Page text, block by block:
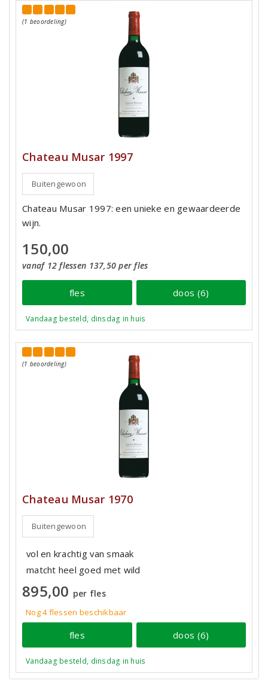
(1 beoordeling)
Chateau Musar 1997
Buitengewoon
Chateau Musar 1997: een unieke en gewaardeerde
wijn.
150,00
vanaf 12 flessen 137,50 per fles
fles doos (6)
Vandaag besteld, dinsdag in huis
(1 beoordeling)
Chateau Musar 1970
Buitengewoon
vol en krachtig van smaak
matcht heel goed met wild
895,00 per fles
Nog 4flessen beschikbaar
fles doos (6)
Vandaag besteld, dinsdag in huis